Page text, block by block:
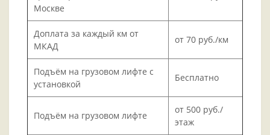
Москве
Доплата за каждый км от
МКАД
от 70 руб./км
Подъём на грузовом лифте с
установкой
Бесплатно
Подъём на грузовом лифте
от 500 руб./
этаж